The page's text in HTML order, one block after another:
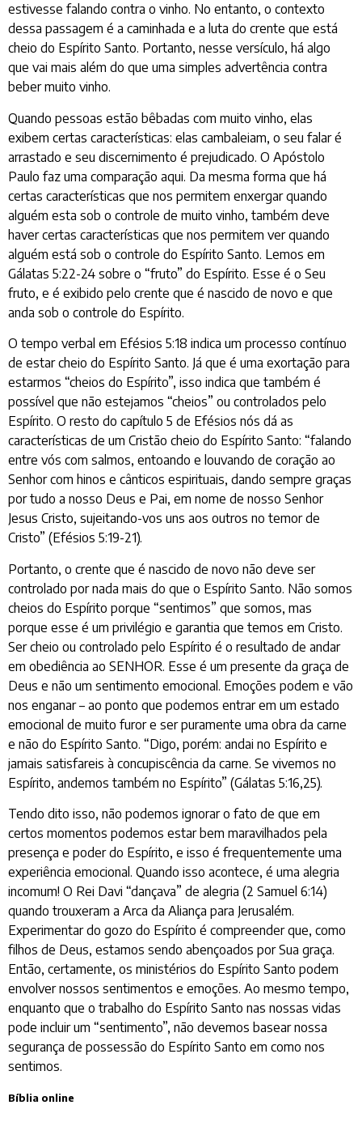
estivesse falando contra o vinho. No entanto, o contexto
dessa passagem é a caminhada e a luta do crente que está
cheio do Espírito Santo. Portanto, nesse versículo, há algo
que vai mais além do que uma simples advertência contra
beber muito vinho.
Quando pessoas estão bêbadas com muito vinho, elas
exibem certas características: elas cambaleiam, o seu falar é
arrastado e seu discernimento é prejudicado. O Apóstolo
Paulo faz uma comparação aqui. Da mesma forma que há
certas características que nos permitem enxergar quando
alguém esta sob o controle de muito vinho, também deve
haver certas características que nos permitem ver quando
alguém está sob o controle do Espírito Santo. Lemos em
Gálatas 5:22-24 sobre o “fruto” do Espírito. Esse é o Seu
fruto, e é exibido pelo crente que é nascido de novo e que
anda sob o controle do Espírito.
O tempo verbal em Efésios 5:18 indica um processo contínuo
de estar cheio do Espírito Santo. Já que é uma exortação para
estarmos “cheios do Espírito”, isso indica que também é
possível que não estejamos “cheios” ou controlados pelo
Espírito. O resto do capítulo 5 de Efésios nós dá as
características de um Cristão cheio do Espírito Santo: “falando
entre vós com salmos, entoando e louvando de coração ao
Senhor com hinos e cânticos espirituais, dando sempre graças
por tudo a nosso Deus e Pai, em nome de nosso Senhor
Jesus Cristo, sujeitando-vos uns aos outros no temor de
Cristo” (Efésios 5:19-21).
Portanto, o crente que é nascido de novo não deve ser
controlado por nada mais do que o Espírito Santo. Não somos
cheios do Espírito porque “sentimos” que somos, mas
porque esse é um privilégio e garantia que temos em Cristo.
Ser cheio ou controlado pelo Espírito é o resultado de andar
em obediência ao SENHOR. Esse é um presente da graça de
Deus e não um sentimento emocional. Emoções podem e vão
nos enganar – ao ponto que podemos entrar em um estado
emocional de muito furor e ser puramente uma obra da carne
e não do Espírito Santo. “Digo, porém: andai no Espírito e
jamais satisfareis à concupiscência da carne. Se vivemos no
Espírito, andemos também no Espírito” (Gálatas 5:16,25).
Tendo dito isso, não podemos ignorar o fato de que em
certos momentos podemos estar bem maravilhados pela
presença e poder do Espírito, e isso é frequentemente uma
experiência emocional. Quando isso acontece, é uma alegria
incomum! O Rei Davi “dançava” de alegria (2 Samuel 6:14)
quando trouxeram a Arca da Aliança para Jerusalém.
Experimentar do gozo do Espírito é compreender que, como
filhos de Deus, estamos sendo abençoados por Sua graça.
Então, certamente, os ministérios do Espírito Santo podem
envolver nossos sentimentos e emoções. Ao mesmo tempo,
enquanto que o trabalho do Espírito Santo nas nossas vidas
pode incluir um “sentimento”, não devemos basear nossa
segurança de possessão do Espírito Santo em como nos
sentimos.
Bíblia online